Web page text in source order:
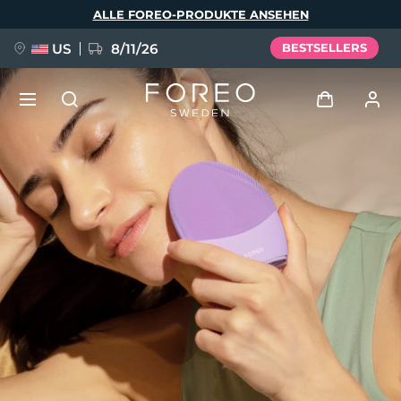
ALLE FOREO-PRODUKTE ANSEHEN
US 8/11/26 BESTSELLERS
Benutzerkonto
Meine Geräte
Meine Bestellungen
Meine Adressen
Meine Abonnements
NEU
FAQ™ Pure Beauty-Tech Elixir
BREAKING NEWS
issa™ Teeth Whitening Set
Sprache
English Deutsch
Español
Français
Italiano
Português
Svenska
Русский
Türkçe
简体中文 繁體中文